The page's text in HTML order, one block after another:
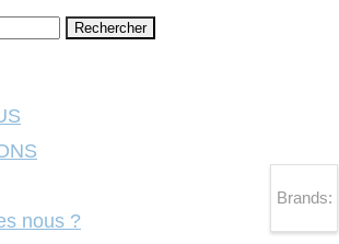
Rechercher
nous ?
Brands: